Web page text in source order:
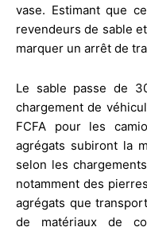
vase. Estimant que
revendeurs de sable
marquer un arrêt de
Le sable passe de
chargement de
FCFA pour les
agrégats subiront la
selon les
notamment des
agrégats que
de matériaux de